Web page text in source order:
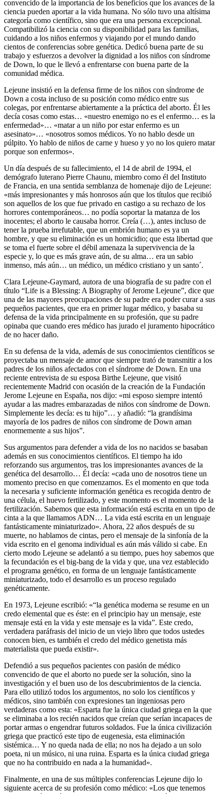
convencido de la importancia de los beneficios que los avances de la
ciencia pueden aportar a la vida humana. No sólo tuvo una altísima
categoría como científico, sino que era una persona excepcional.
Compatibilizó la ciencia con su disponibilidad para las familias,
cuidando a los niños enfermos y viajando por el mundo dando
cientos de conferencias sobre genética. Dedicó buena parte de su
trabajo y esfuerzos a devolver la dignidad a los niños con síndrome
de Down, lo que le llevó a enfrentarse con buena parte de la
comunidad médica.
Lejeune insistió en la defensa firme de los niños con síndrome de
Down a costa incluso de su posición como médico entre sus
colegas, por enfrentarse abiertamente a la práctica del aborto. Él les
decía cosas como estas… «nuestro enemigo no es el enfermo… es la
enfermedad»… «matar a un niño por estar enfermo es un
asesinato»… «nosotros somos médicos. Yo no hablo desde un
púlpito. Yo hablo de niños de carne y hueso y yo no los quiero matar
porque son enfermos».
Un día después de su fallecimiento, el 14 de abril de 1994, el
demógrafo luterano Pierre Chaunu, miembro como él del Instituto
de Francia, en una sentida semblanza de homenaje dijo de Lejeune:
«más impresionantes y más honrosos aún que los títulos que recibió
son aquellos de los que fue privado en castigo a su rechazo de los
horrores contemporáneos… no podía soportar la matanza de los
inocentes; el aborto le causaba horror. Creía (…), antes incluso de
tener la prueba irrefutable, que un embrión humano es ya un
hombre, y que su eliminación es un homicidio; que esta libertad que
se toma el fuerte sobre el débil amenaza la supervivencia de la
especie y, lo que es más grave aún, de su alma… era un sabio
inmenso, más aún… un médico, un médico cristiano y un santo´.
Clara Lejeune-Gaymard, autora de una biografía de su padre con el
título “Life is a Blessing: A Biography of Jerome Lejeune”, dice que
una de las mayores preocupaciones de su padre era poder curar a sus
pequeños pacientes, que era en primer lugar médico, y basaba su
defensa de la vida principalmente en su profesión, que su padre
opinaba que cuando eres médico has jurado el juramento hipocrático
de no hacer daño.
En su defensa de la vida, además de sus conocimientos científicos se
proyectaba un mensaje de amor que siempre trató de transmitir a los
padres de los niños afectados con el síndrome de Down. En una
reciente entrevista de su esposa Birthe Lejeune, que visitó
recientemente Madrid con ocasión de la creación de la Fundación
Jerome Lejeune en España, nos dijo: «mi esposo siempre intentó
ayudar a las madres embarazadas de niños con síndrome de Down.
Simplemente les decía: es tu hijo”… y añadió: “la grandísima
mayoría de los padres de niños con síndrome de Down aman
enormemente a sus hijos”.
Sus argumentos para defender a vida de los no nacidos se basaban
además en sus conocimientos científicos. El tiempo ha ido
reforzando sus argumentos, tras los impresionantes avances de la
genética del desarrollo… Él decía: «cada uno de nosotros tiene un
momento preciso en que comenzamos. Es el momento en que toda
la necesaria y suficiente información genética es recogida dentro de
una célula, el huevo fertilizado, y este momento es el momento de la
fertilización. Sabemos que esta información está escrita en un tipo de
cinta a la que llamamos ADN… La vida está escrita en un lenguaje
fantásticamente miniaturizado». Ahora, 22 años después de su
muerte, no hablamos de cintas, pero el mensaje de la sinfonía de la
vida escrito en el genoma individual es aún más válido si cabe. En
cierto modo Lejeune se adelantó a su tiempo, pues hoy sabemos que
la fecundación es el big-bang de la vida y que, una vez establecido
el programa genético, en forma de un lenguaje fantásticamente
miniaturizado, todo el desarrollo es un proceso regulado
genéticamente.
En 1973, Lejeune escribió: «“la genética moderna se resume en un
credo elemental que es éste: en el principio hay un mensaje, este
mensaje está en la vida y este mensaje es la vida”. Este credo,
verdadera paráfrasis del inicio de un viejo libro que todos ustedes
conocen bien, es también el credo del médico genetista más
materialista que pueda existir».
Defendió a sus pequeños pacientes con pasión de médico
convencido de que el aborto no puede ser la solución, sino la
investigación y el buen uso de los descubrimientos de la ciencia.
Para ello utilizó todos los argumentos, no solo los científicos y
médicos, sino también con expresiones tan ingeniosas pero
verdaderas como esta: «Esparta fue la única ciudad griega en la que
se eliminaba a los recién nacidos que creían que serían incapaces de
portar armas o engendrar futuros soldados. Fue la única civilización
griega que practicó este tipo de eugenesia, esta eliminación
sistémica… Y no queda nada de ella; no nos ha dejado a un solo
poeta, ni un músico, ni una ruina. Esparta es la única ciudad griega
que no ha contribuido en nada a la humanidad».
Finalmente, en una de sus múltiples conferencias Lejeune dijo lo
siguiente acerca de su profesión como médico: «Los que tenemos